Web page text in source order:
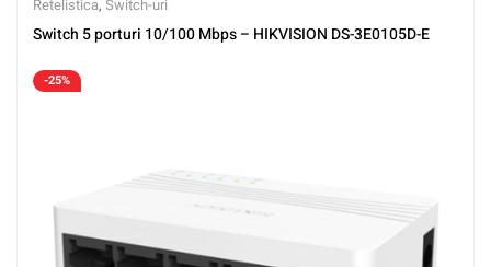
Retelistica, Switch-uri
Switch 5 porturi 10/100 Mbps – HIKVISION DS-3E0105D-E
-25%